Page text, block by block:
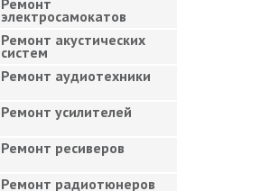
Ремонт
электросамокатов
Ремонт акустических
систем
Ремонт аудиотехники
Ремонт усилителей
Ремонт ресиверов
Ремонт радиотюнеров